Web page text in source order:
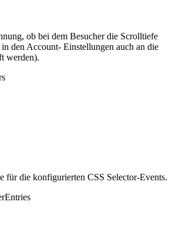
ob bei dem Besucher die Scrolltiefe
den Account- Einstellungen auch an die
werden).
für die konfigurierten CSS Selector-Events.